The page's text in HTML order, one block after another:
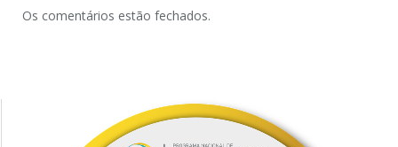
Os comentários estão fechados.